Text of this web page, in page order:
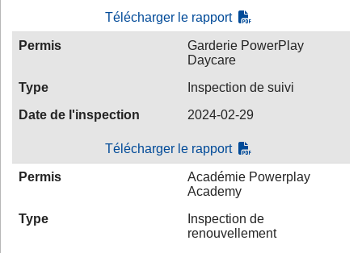
Télécharger le rapport
Permis
Garderie PowerPlay
Daycare
Type
Inspection de suivi
Date de l'inspection
2024-02-29
Télécharger le rapport
Permis
Académie Powerplay
Academy
Type
Inspection de
renouvellement